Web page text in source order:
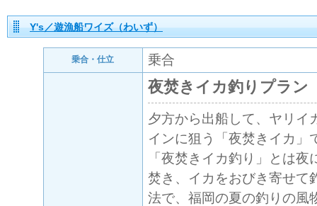
Y's／遊漁船ワイズ（わいず）
乗合・仕立 乗合
夜焚きイカ釣りプラン
夕方から出船して、ヤリイ
インに狙う「夜焚きイカ」
「夜焚きイカ釣り」とは夜
焚き、イカをおびき寄せて
法で、福岡の夏の釣りの風